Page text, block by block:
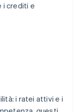
i crediti e
i ratei attivi e i